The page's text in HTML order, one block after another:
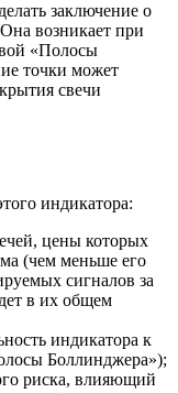
заключение о
возникает при
«Полосы
точки может
свечи
индикатора:
цены которых
(чем меньше его
сигналов за
в их общем
индикатора к
Боллинджера»);
риска, влияющий